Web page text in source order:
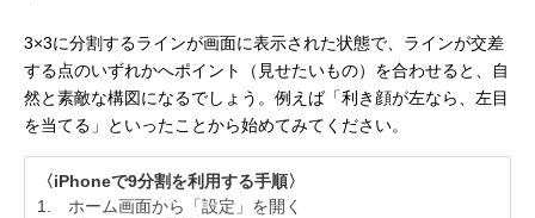
3×3に分割するラインが画面に表示された状態で、ラインが交差
する点のいずれかへポイント（見せたいもの）を合わせると、自
然と素敵な構図になるでしょう。例えば「利き顔が左なら、左目
を当てる」といったことから始めてみてください。
〈iPhoneで9分割を利用する手順〉
1. ホーム画面から「設定」を開く